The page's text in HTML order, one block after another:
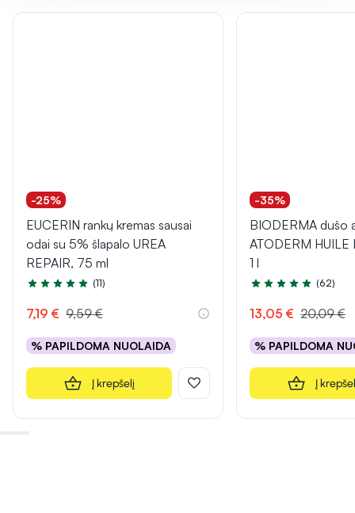
-25%
EUCERIN rankų kremas sausai
odai su 5% šlapalo UREA
REPAIR, 75 ml
Įvertinimas 4.9 iš 5
(11)
7,19 € 9,59 €
% PAPILDOMA NUOLAIDA
Į krepšelį
-35%
BIODERMA dušo
ATODERM HUILE
1 l
Įvertinimas 5.0 iš 5
(62)
13,05 € 20,09 €
% PAPILDOMA
Į